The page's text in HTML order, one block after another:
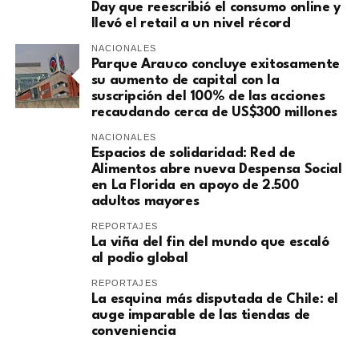
Day que reescribió el consumo online y
llevó el retail a un nivel récord
NACIONALES
Parque Arauco concluye exitosamente
su aumento de capital con la
suscripción del 100% de las acciones
recaudando cerca de US$300 millones
NACIONALES
Espacios de solidaridad: Red de
Alimentos abre nueva Despensa Social
en La Florida en apoyo de 2.500
adultos mayores
REPORTAJES
La viña del fin del mundo que escaló
al podio global
REPORTAJES
La esquina más disputada de Chile: el
auge imparable de las tiendas de
conveniencia